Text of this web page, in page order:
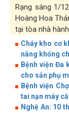
Rạng sáng 1/
Hoàng Hoa
tại tòa nhà
Cháy kho cơ
năng khống
Bệnh viện Đa
cho sản phụ
Bệnh viện
tai nạn máy
Nghệ An: 10